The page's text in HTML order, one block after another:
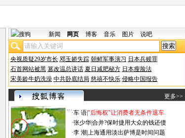
新闻 网页 博客 音乐 图片 说吧
央视质疑29岁市长 邓玉娇失踪 朝鲜军事演习 日本兵赎罪
石首网站被黑 篡改温总讲话 夏日减肥秘方 日本瘦脸法
宋美龄牛奶洗澡 中共卧底结局 慈禧不快乐 侵略中国报告
更多>>
·车 语|"后悔权"让消费者无条件退车
·张少华|合并?保时捷用大众的钱还债
·李 潮 上海通用淡出萨博是时间问题